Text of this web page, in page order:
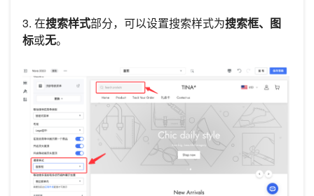
3. 在搜索样式部分，可以设置搜索样式为搜索框、图
标或无。